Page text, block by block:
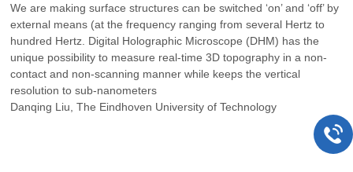
We are making surface structures can be switched ‘on’ and ‘off’ by
external means (at the frequency ranging from several Hertz to
hundred Hertz. Digital Holographic Microscope (DHM) has the
unique possibility to measure real-time 3D topography in a non-
contact and non-scanning manner while keeps the vertical
resolution to sub-nanometers
Danqing Liu, The Eindhoven University of Technology